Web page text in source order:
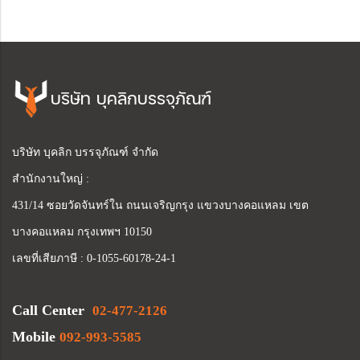
บริษัท บุคลิกบรรจุภัณฑ์
บริษัท บุคลิก บรรจุภัณฑ์ จำกัด
สำนักงานใหญ่ :
431/14 ซอยวัดจันทร์ใน ถนนเจริญกรุง แขวงบางคอแหลม เขต
บางคอแหลม กรุงเทพฯ 10150
เลขที่เสียภาษี : 0-1055-60178-24-1
Call Center 02-477-2126
Mobile 092-993-5585